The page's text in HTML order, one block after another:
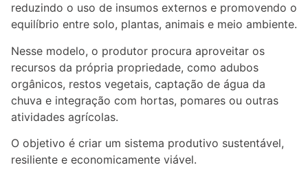
reduzindo o uso de insumos externos e promovendo o
equilíbrio entre solo, plantas, animais e meio ambiente.
Nesse modelo, o produtor procura aproveitar os
recursos da própria propriedade, como adubos
orgânicos, restos vegetais, captação de água da
chuva e integração com hortas, pomares ou outras
atividades agrícolas.
O objetivo é criar um sistema produtivo sustentável,
resiliente e economicamente viável.